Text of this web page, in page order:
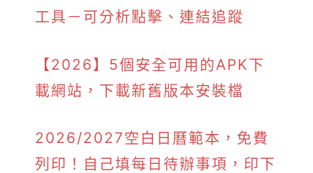
工具－可分析點擊、連結追蹤
【2026】5個安全可用的APK下
載網站，下載新舊版本安裝檔
2026/2027空白日曆範本，免費
列印！自己填每日待辦事項，印下